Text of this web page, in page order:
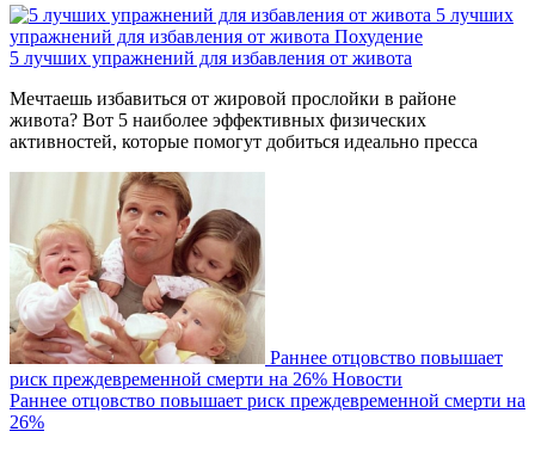
5 лучших
упражнений для избавления от живота Похудение
5 лучших упражнений для избавления от живота
Мечтаешь избавиться от жировой прослойки в районе
живота? Вот 5 наиболее эффективных физических
активностей, которые помогут добиться идеально пресса
Раннее отцовство повышает
риск преждевременной смерти на 26% Новости
Раннее отцовство повышает риск преждевременной смерти на
26%